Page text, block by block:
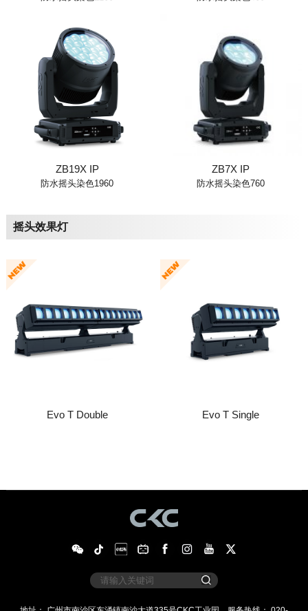
ZB19X IP
防水摇头染色1960
ZB7X IP
防水摇头染色760
摇头效果灯
Evo T Double Evo T Single